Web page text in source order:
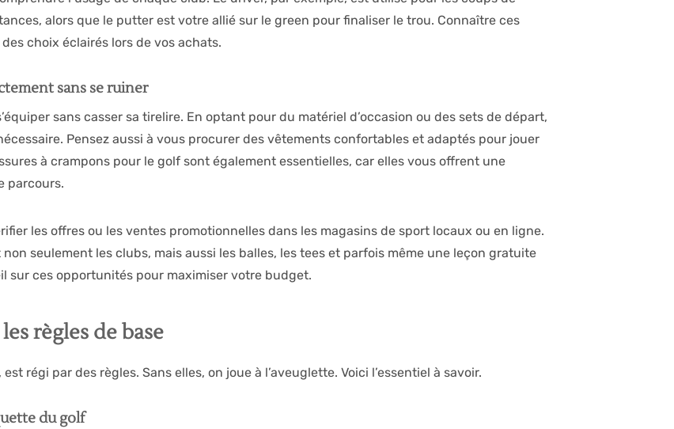
alors que le putter est votre allié sur le green pour finaliser le trou. Connaître ces
choix éclairés lors de vos achats.
sans se ruiner
sans casser sa tirelire. En optant pour du matériel d’occasion ou des sets de départ,
Pensez aussi à vous procurer des vêtements confortables et adaptés pour jouer
à crampons pour le golf sont également essentielles, car elles vous offrent une
parcours.
les offres ou les ventes promotionnelles dans les magasins de sport locaux ou en ligne.
seulement les clubs, mais aussi les balles, les tees et parfois même une leçon gratuite
sur ces opportunités pour maximiser votre budget.
règles de base
régi par des règles. Sans elles, on joue à l’aveuglette. Voici l’essentiel à savoir.
du golf